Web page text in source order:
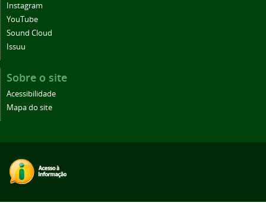
Instagram
YouTube
Sound Cloud
Issuu
Sobre o site
Acessibilidade
Mapa do site